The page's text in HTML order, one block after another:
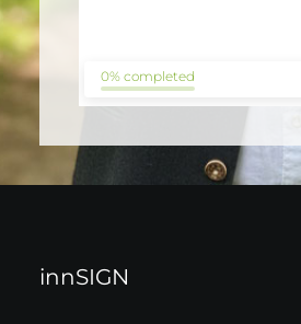
0% completed
innSIGN